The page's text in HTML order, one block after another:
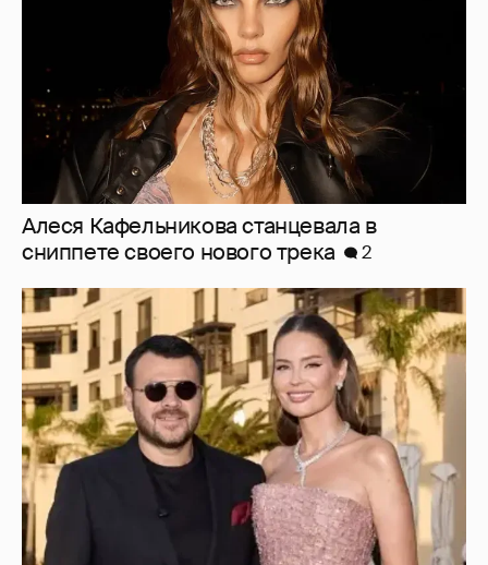
"Я твой подарок". Эмин Агаларов
поздравил с днём рождения жену Алёну
Гаврилову
12
Олесю Иванченко раскритиковали за
поддержку фильма "Колобок"
17